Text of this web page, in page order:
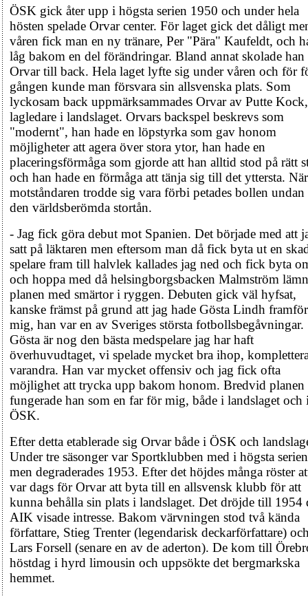
ÖSK gick åter upp i högsta serien 1950 och under hela
hösten spelade Orvar center. För laget gick det dåligt
våren fick man en ny tränare, Per "Pära" Kaufeldt, och
låg bakom en del förändringar. Bland annat skolade
Orvar till back. Hela laget lyfte sig under våren och för
gången kunde man försvara sin allsvenska plats. Som
lyckosam back uppmärksammades Orvar av Putte Kock,
lagledare i landslaget. Orvars backspel beskrevs som
"modernt", han hade en löpstyrka som gav honom
möjligheter att agera över stora ytor, han hade en
placeringsförmåga som gjorde att han alltid stod på rätt
och han hade en förmåga att tänja sig till det yttersta. När
motståndaren trodde sig vara förbi petades bollen undan
den världsberömda stortån.
- Jag fick göra debut mot Spanien. Det började med att
satt på läktaren men eftersom man då fick byta ut en
spelare fram till halvlek kallades jag ned och fick byta
och hoppa med då helsingborgsbacken Malmström
planen med smärtor i ryggen. Debuten gick väl hyfsat,
kanske främst på grund att jag hade Gösta Lindh framför
mig, han var en av Sveriges största fotbollsbegåvningar.
Gösta är nog den bästa medspelare jag har haft
överhuvudtaget, vi spelade mycket bra ihop,
varandra. Han var mycket offensiv och jag fick ofta
möjlighet att trycka upp bakom honom. Bredvid planen
fungerade han som en far för mig, både i landslaget och
ÖSK.
Efter detta etablerade sig Orvar både i ÖSK och
Under tre säsonger var Sportklubben med i högsta
men degraderades 1953. Efter det höjdes många röster
var dags för Orvar att byta till en allsvensk klubb för att
kunna behålla sin plats i landslaget. Det dröjde till 1954
AIK visade intresse. Bakom värvningen stod två kända
författare, Stieg Trenter (legendarisk deckarförfattare)
Lars Forsell (senare en av de aderton). De kom till
höstdag i hyrd limousin och uppsökte det bergmarkska
hemmet.